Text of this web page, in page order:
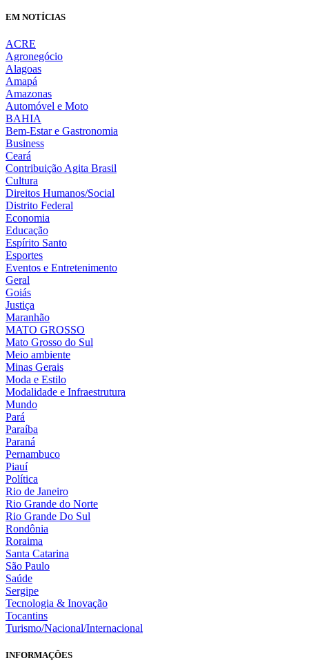
EM NOTÍCIAS
ACRE
Agronegócio
Alagoas
Amapá
Amazonas
Automóvel e Moto
BAHIA
Bem-Estar e Gastronomia
Business
Ceará
Contribuição Agita Brasil
Cultura
Direitos Humanos/Social
Distrito Federal
Economia
Educação
Espírito Santo
Esportes
Eventos e Entretenimento
Geral
Goiás
Justiça
Maranhão
MATO GROSSO
Mato Grosso do Sul
Meio ambiente
Minas Gerais
Moda e Estilo
Modalidade e Infraestrutura
Mundo
Pará
Paraíba
Paraná
Pernambuco
Piauí
Política
Rio de Janeiro
Rio Grande do Norte
Rio Grande Do Sul
Rondônia
Roraima
Santa Catarina
São Paulo
Saúde
Sergipe
Tecnologia & Inovação
Tocantins
Turismo/Nacional/Internacional
INFORMAÇÕES